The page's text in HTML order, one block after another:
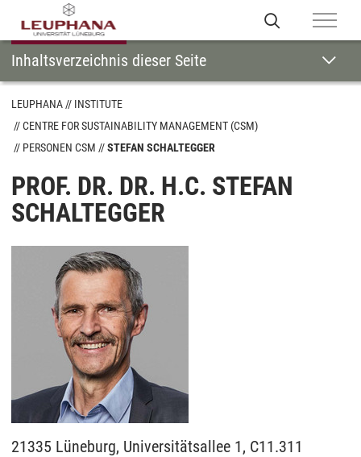
Inhaltsverzeichnis dieser Seite
LEUPHANA
INSTITUTE
CENTRE FOR SUSTAINABILITY MANAGEMENT (CSM)
PERSONEN CSM
STEFAN SCHALTEGGER
PROF. DR. DR. H.C. STEFAN
SCHALTEGGER
21335 Lüneburg, Universitätsallee 1, C11.311